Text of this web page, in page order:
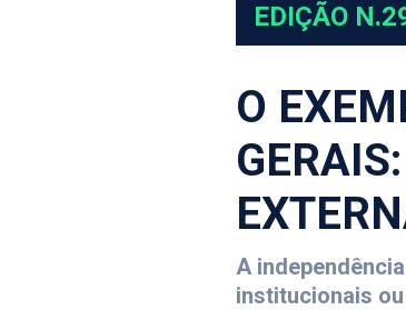
EDIÇÃO
O
A
institucionais